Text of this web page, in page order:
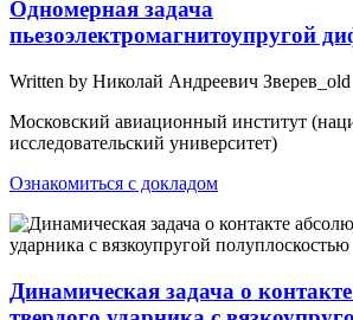
Одномерная задача
пьезоэлектромагнитоупругой
Written by Николай Андреевич Зверев_old
Московский авиационный институт
исследовательский университет)
Ознакомиться с докладом
Динамическая задача о